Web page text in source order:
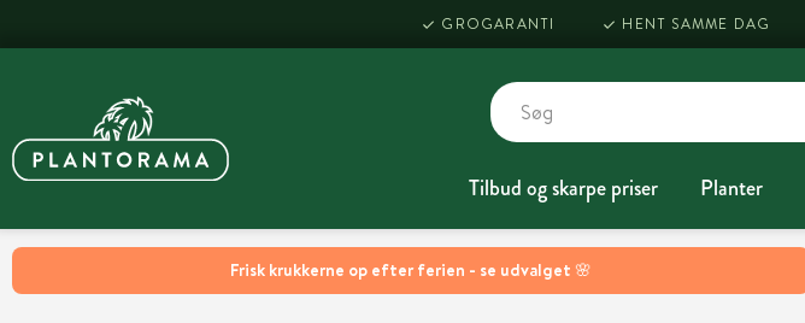
Frisk krukkerne op efter ferien - se udvalget 🌸
GROGARANTI HENT SAMME DAG
Tilbud og skarpe priser Planter